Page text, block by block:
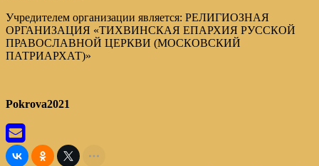
Учредителем организации является: РЕЛИГИОЗНАЯ
ОРГАНИЗАЦИЯ «ТИХВИНСКАЯ ЕПАРХИЯ РУССКОЙ
ПРАВОСЛАВНОЙ ЦЕРКВИ (МОСКОВСКИЙ
ПАТРИАРХАТ)»
Pokrova2021